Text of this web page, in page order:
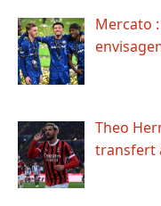
Mercato
Theo
transfert